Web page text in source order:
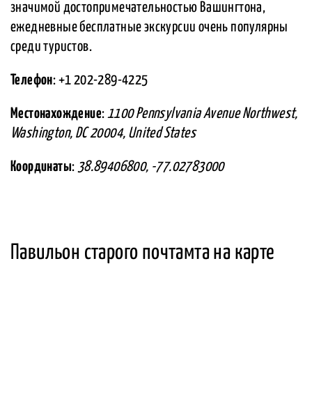
значимой достопримечательностью Вашингтона,
ежедневные бесплатные экскурсии очень популярны
среди туристов.
Телефон: +1 202-289-4225
Местонахождение: 1100 Pennsylvania Avenue Northwest,
Washington, DC 20004, United States
Координаты: 38.89406800, -77.02783000
Павильон старого почтамта на карте